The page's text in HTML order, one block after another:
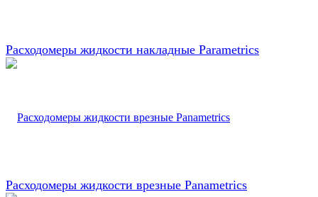
Расходомеры жидкости накладные Parametrics
Расходомеры жидкости врезные Panametrics